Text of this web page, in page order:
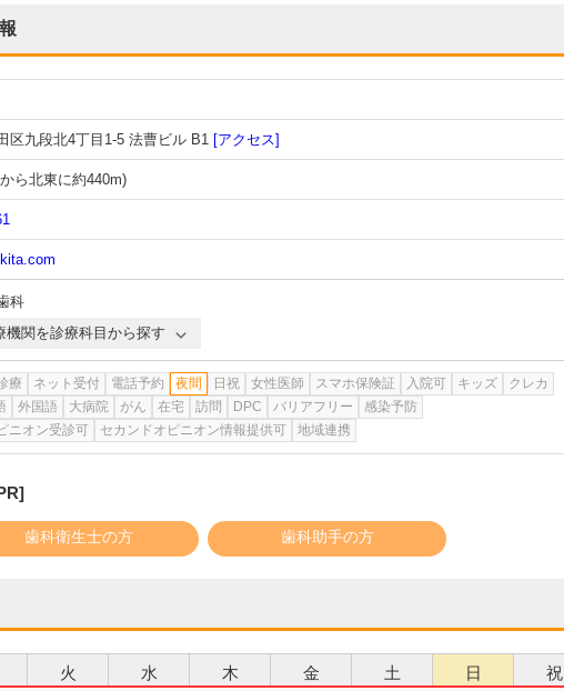
区九段北4丁目1-5 法曹ビル B1 [アクセス]
ら北東に約440m)
科
機関を診療科目から探す
療 ネット受付 電話予約 夜間 日祝 女性医師 スマホ保険証 入院可 キッズ
クレカ
外国語 大病院 がん 在宅 訪問 DPC バリアフリー
感染予防
ニオン受診可
セカンドオピニオン情報提供可 地域連携
歯科衛生士の方 歯科助手の方
火 水 木 金 土 日 祝